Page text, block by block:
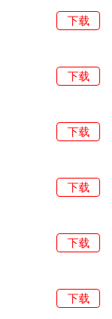
下载
下载
下载
下载
下载
下载